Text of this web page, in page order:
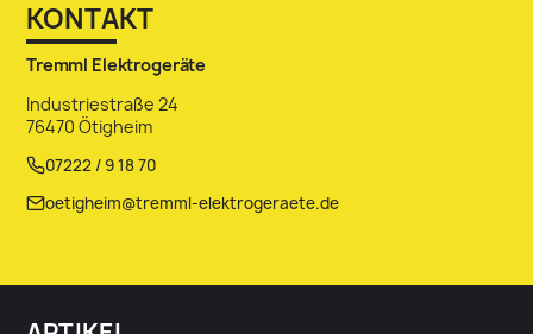
KONTAKT
Tremml Elektrogeräte
Industriestraße 24
76470 Ötigheim
07222 / 9 18 70
oetigheim@tremml-elektrogeraete.de